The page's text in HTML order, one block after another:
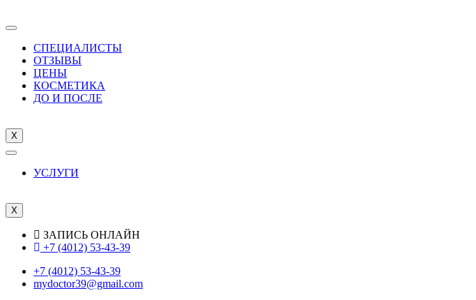
СПЕЦИАЛИСТЫ
ОТЗЫВЫ
ЦEНЫ
КОСМЕТИКА
ДО И ПОСЛЕ
X
УСЛУГИ
X
ЗАПИСЬ ОНЛАЙН
+7 (4012) 53-43-39
+7 (4012) 53-43-39
mydoctor39@gmail.com